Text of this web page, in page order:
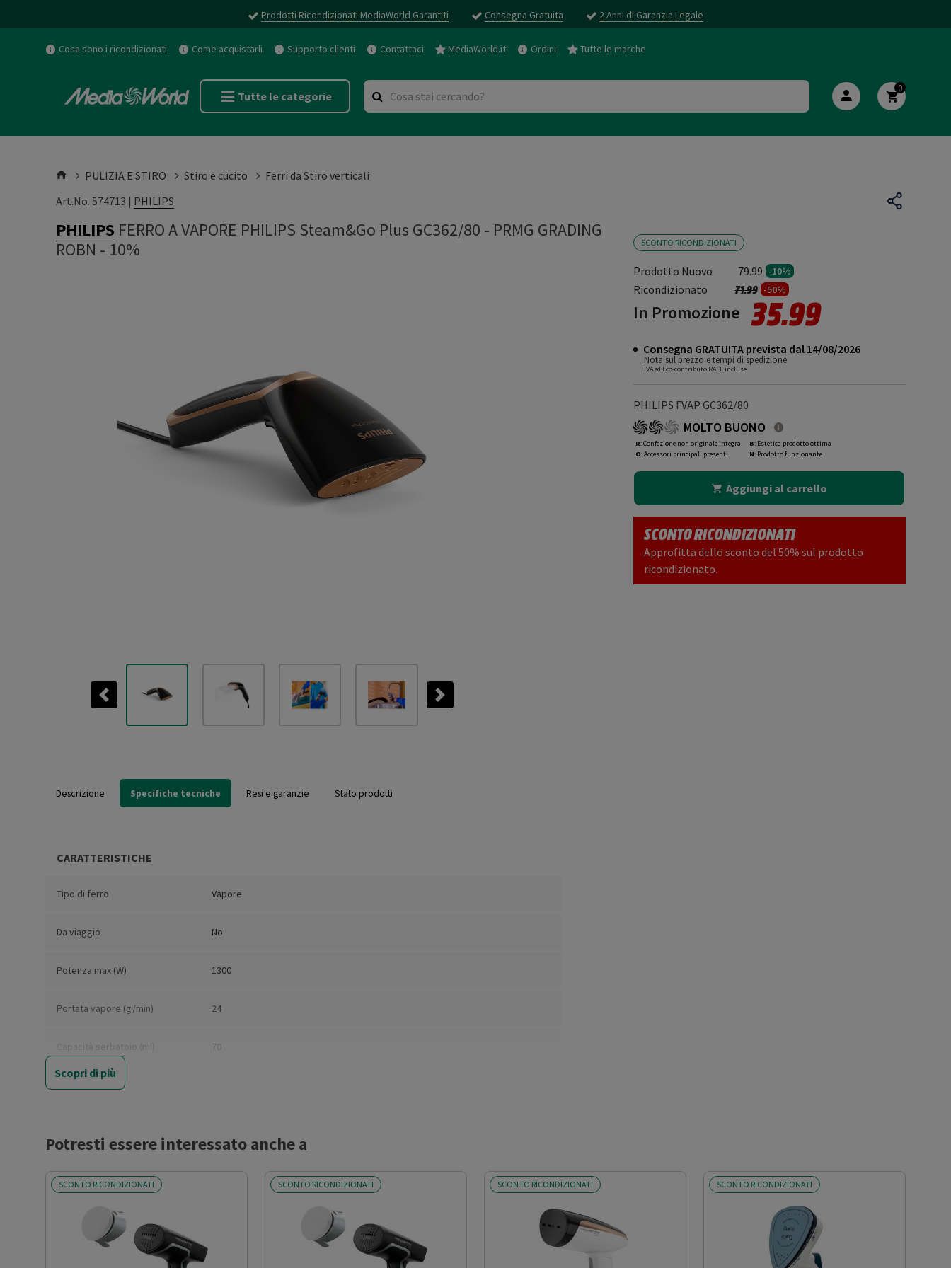
Prodotti Ricondizionati MediaWorld Garantiti Consegna Gratuita 2 Anni di Garanzia Legale
Cosa sono i ricondizionati Come acquistarli Supporto clienti Contattaci MediaWorld.it Ordini Tutte le marche
Tutte le categorie
0
PULIZIA E STIRO Stiro e cucito
Ferri da Stiro verticali
Art.No. 574713 | PHILIPS
PHILIPS FERRO A VAPORE PHILIPS Steam&Go Plus GC362/80 - PRMG GRADING
ROBN - 10%
Previous Next
SCONTO RICONDIZIONATI
Prodotto Nuovo 79.99 -10%
Ricondizionato Prezzo ridotto da
71.99a-50%
In Promozione 35.99
Consegna GRATUITA prevista dal 14/08/2026
Nota sul prezzo e tempi di spedizione
IVA ed Eco-contributo RAEE incluse
PHILIPS FVAP GC362/80
MOLTO BUONO
R: Confezione non originale integra
O: Accessori principali presenti
B: Estetica prodotto ottima
N: Prodotto funzionante
Aggiungi al carrello
SCONTO RICONDIZIONATI
Approfitta dello sconto del 50% sul prodotto
ricondizionato.
Descrizione Specifiche tecniche Resi e garanzie Stato prodotti
CARATTERISTICHE
Tipo di ferro Vapore
Da viaggio No
Potenza max (W) 1300
Portata vapore (g/min) 24
Capacità serbatoio (ml) 70
Tempo di riscaldamento (min)
Spia pronto vapore
Scopri di più
Potresti essere interessato anche a
SCONTO RICONDIZIONATI SCONTO RICONDIZIONATI SCONTO RICONDIZIONATI SCONTO RICONDIZIONATI